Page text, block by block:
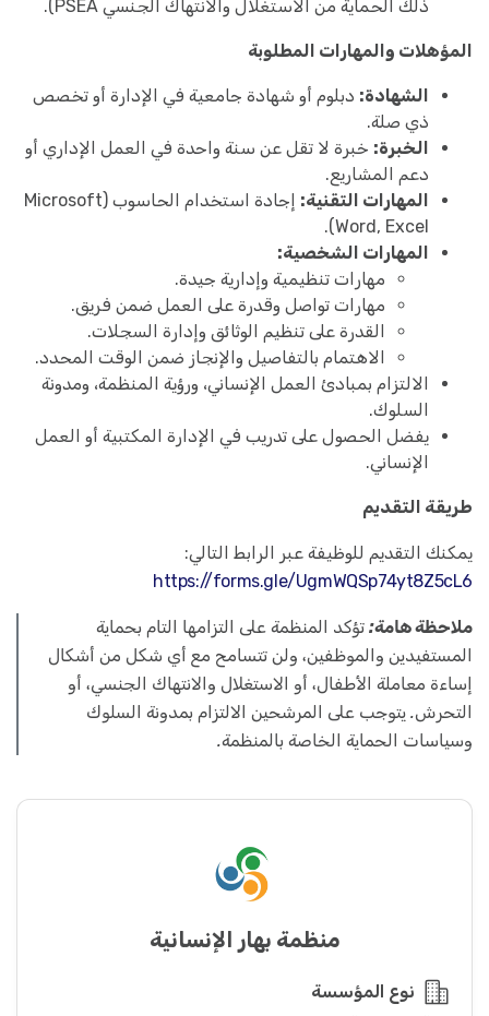
ذلك الحماية من الاستغلال والانتهاك الجنسي PSEA).
المؤهلات والمهارات المطلوبة
الشهادة: دبلوم أو شهادة جامعية في الإدارة أو تخصص
ذي صلة.
الخبرة: خبرة لا تقل عن سنة واحدة في العمل الإداري أو
دعم المشاريع.
المهارات التقنية:
إجادة استخدام الحاسوب (Microsoft
Word, Excel).
المهارات الشخصية:
مهارات تنظيمية وإدارية جيدة.
مهارات تواصل وقدرة على العمل ضمن فريق.
القدرة على تنظيم الوثائق وإدارة السجلات.
الاهتمام بالتفاصيل والإنجاز ضمن الوقت المحدد.
الالتزام بمبادئ العمل الإنساني، ورؤية المنظمة، ومدونة
السلوك.
يفضل الحصول على تدريب في الإدارة المكتبية أو العمل
الإنساني.
طريقة التقديم
يمكنك التقديم للوظيفة عبر الرابط التالي:
https://forms.gle/UgmWQSp74yt8Z5cL6
ملاحظة هامة: تؤكد المنظمة على التزامها التام بحماية
المستفيدين والموظفين، ولن تتسامح مع أي شكل من أشكال
إساءة معاملة الأطفال، أو الاستغلال والانتهاك الجنسي، أو
التحرش. يتوجب على المرشحين الالتزام بمدونة السلوك
وسياسات الحماية الخاصة بالمنظمة.
منظمة بهار الإنسانية
نوع المؤسسة